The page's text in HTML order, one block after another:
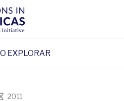
EXPLORAR
2011